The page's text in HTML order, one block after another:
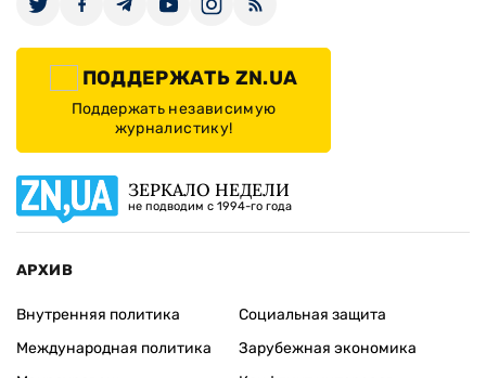
ПОДДЕРЖАТЬ ZN.UA
Поддержать независимую
журналистику!
ЗЕРКАЛО НЕДЕЛИ
не подводим с 1994-го года
АРХИВ
Внутренняя политика
Международная политика
Социальная защита
Зарубежная экономика